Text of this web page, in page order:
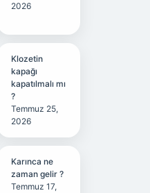
2026
Klozetin
kapağı
kapatılmalı mı
?
Temmuz 25,
2026
Karınca ne
zaman gelir ?
Temmuz 17,